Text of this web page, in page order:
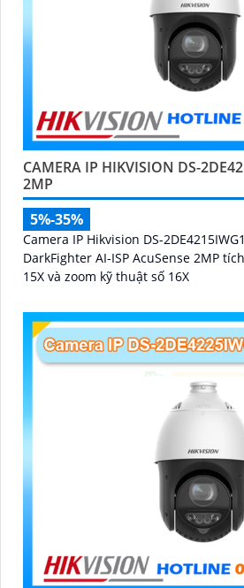
CAMERA IP HIKVISION DS-
2MP
5%-35%
Camera IP Hikvision DS-
DarkFighter AI-ISP AcuSense 2MP
15X và zoom kỹ thuật số 16X